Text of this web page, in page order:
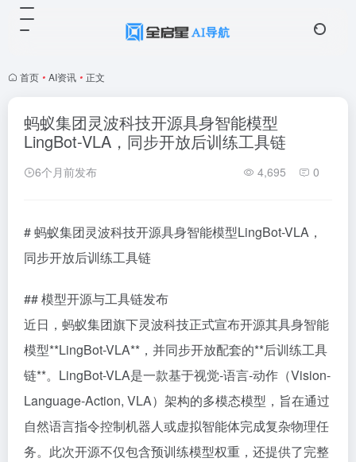
首页 • AI资讯 • 正文
蚂蚁集团灵波科技开源具身智能模型
LingBot-VLA，同步开放后训练工具链
6个月前发布 4,695 0
# 蚂蚁集团灵波科技开源具身智能模型LingBot-VLA，
同步开放后训练工具链
## 模型开源与工具链发布
近日，蚂蚁集团旗下灵波科技正式宣布开源其具身智能
模型**LingBot-VLA**，并同步开放配套的**后训练工具
链**。LingBot-VLA是一款基于视觉-语言-动作（Vision-
Language-Action, VLA）架构的多模态模型，旨在通过
自然语言指令控制机器人或虚拟智能体完成复杂物理任
务。此次开源不仅包含预训练模型权重，还提供了完整